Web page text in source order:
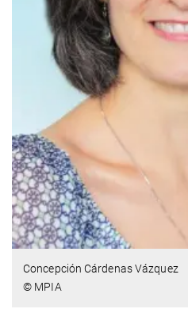
Concepción Cárdenas Vázquez
© MPIA